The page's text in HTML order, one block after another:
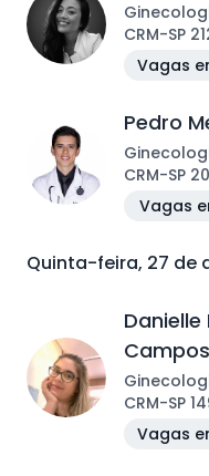
CRM-SP
Vagas
Pedro
CRM-SP
Vagas
Quinta-feira, 27 de
Campos
CRM-SP
Vagas